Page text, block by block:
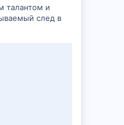
талантом и
след в